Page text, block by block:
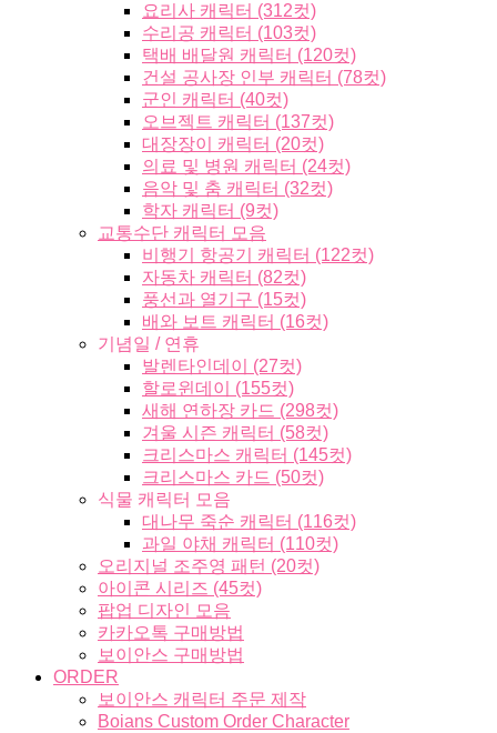
요리사 캐릭터 (312컷)
수리공 캐릭터 (103컷)
택배 배달원 캐릭터 (120컷)
건설 공사장 인부 캐릭터 (78컷)
군인 캐릭터 (40컷)
오브젝트 캐릭터 (137컷)
대장장이 캐릭터 (20컷)
의료 및 병원 캐릭터 (24컷)
음악 및 춤 캐릭터 (32컷)
학자 캐릭터 (9컷)
교통수단 캐릭터 모음
비행기 항공기 캐릭터 (122컷)
자동차 캐릭터 (82컷)
풍선과 열기구 (15컷)
배와 보트 캐릭터 (16컷)
기념일 / 연휴
발렌타인데이 (27컷)
할로윈데이 (155컷)
새해 연하장 카드 (298컷)
겨울 시즌 캐릭터 (58컷)
크리스마스 캐릭터 (145컷)
크리스마스 카드 (50컷)
식물 캐릭터 모음
대나무 죽순 캐릭터 (116컷)
과일 야채 캐릭터 (110컷)
오리지널 조주영 패턴 (20컷)
아이콘 시리즈 (45컷)
팝업 디자인 모음
카카오톡 구매방법
보이안스 구매방법
ORDER
보이안스 캐릭터 주문 제작
Boians Custom Order Character